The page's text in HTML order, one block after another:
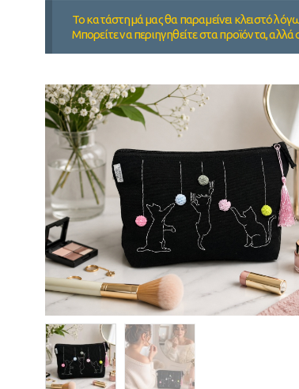
Το κατάστημά μας θα παραμείνει κλειστό
Μπορείτε να περιηγηθείτε στα προϊόντα,